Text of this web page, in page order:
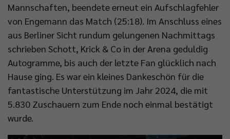
Mannschaften, beendete erneut ein Aufschlagfehler
von Engemann das Match (25:18). Im Anschluss eines
aus Berliner Sicht rundum gelungenen Nachmittags
schrieben Schott, Krick & Co in der Arena geduldig
Autogramme, bis auch der letzte Fan glücklich nach
Hause ging. Es war ein kleines Dankeschön für die
fantastische Unterstützung im Jahr 2024, die mit
5.830 Zuschauern zum Ende noch einmal bestätigt
wurde.